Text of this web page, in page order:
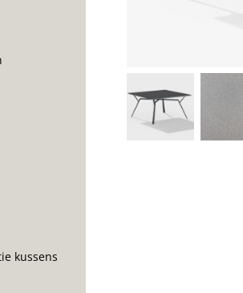
kussens